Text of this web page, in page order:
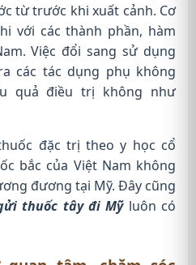
từ trước khi xuất cảnh. Cơ
với các thành phần, hàm
Việc đổi sang sử dụng
các tác dụng phụ không
quả điều trị không như
đặc trị theo y học cổ
bắc của Việt Nam không
đương tại Mỹ. Đây cũng
thuốc tây đi Mỹluôn có